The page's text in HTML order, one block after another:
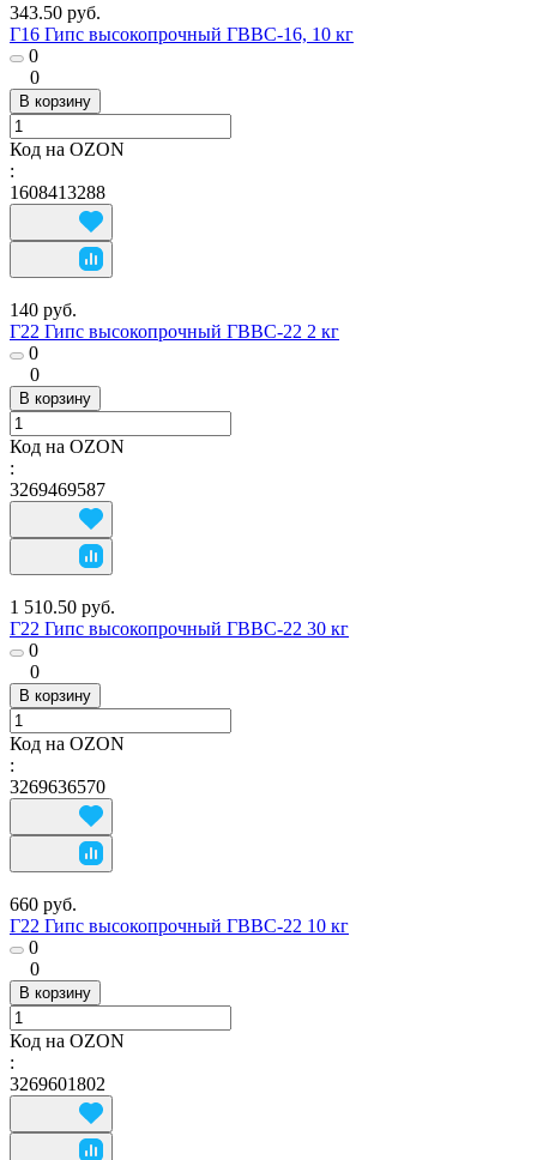
343.50 руб.
Г16 Гипс высокопрочный ГВВС-16, 10 кг
0
0
В корзину
Код на OZON
:
1608413288
140 руб.
Г22 Гипс высокопрочный ГВВС-22 2 кг
0
0
В корзину
Код на OZON
:
3269469587
1 510.50 руб.
Г22 Гипс высокопрочный ГВВС-22 30 кг
0
0
В корзину
Код на OZON
:
3269636570
660 руб.
Г22 Гипс высокопрочный ГВВС-22 10 кг
0
0
В корзину
Код на OZON
:
3269601802